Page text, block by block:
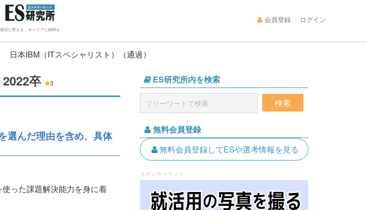
就活に答えを、キャリアに納得を
会員登録 ログイン
日本IBM（ITスペシャリスト）（通過）
2022卒 3
選んだ理由を含め、具体
った課題解決能力を身に着
ES研究所内を検索
無料会員登録
無料会員登録してESや選考情報を見る
スポンサーリンク